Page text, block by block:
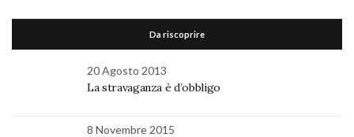
Da riscoprire
20 Agosto 2013
La stravaganza è d’obbligo
8 Novembre 2015